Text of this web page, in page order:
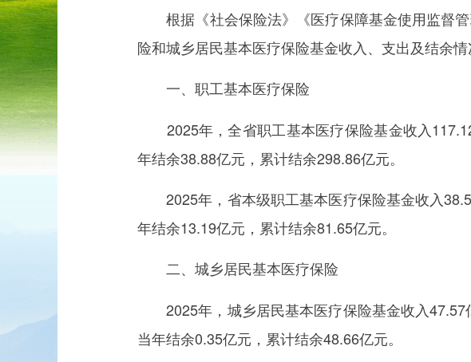
根据《社会保险法》《医疗保障基金使用监督管
险和城乡居民基本医疗保险基金收入、支出及结余
一、职工基本医疗保险
2025年，全省职工基本医疗保险基金收入
年结余38.88亿元，累计结余298.86亿元。
2025年，省本级职工基本医疗保险基金收入
年结余13.19亿元，累计结余81.65亿元。
二、城乡居民基本医疗保险
2025年，城乡居民基本医疗保险基金收入47.57
当年结余0.35亿元，累计结余48.66亿元。